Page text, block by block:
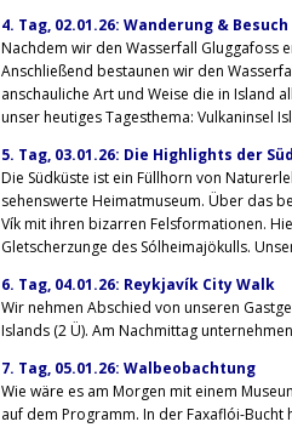
4. Tag, 02.01.26: Wanderung &
Nachdem wir den Wasserfall Gluggafoss
Anschließend bestaunen wir den
anschauliche Art und Weise die in Island
unser heutiges Tagesthema: Vulkaninsel
5. Tag, 03.01.26: Die Highlights der
Die Südküste ist ein Füllhorn von
sehenswerte Heimatmuseum. Über das
Vík mit ihren bizarren Felsformationen.
Gletscherzunge des Sólheimajökulls.
6. Tag, 04.01.26: Reykjavík City Walk
Wir nehmen Abschied von unseren
Islands (2 Ü). Am Nachmittag
7. Tag, 05.01.26: Walbeobachtung
Wie wäre es am Morgen mit einem
auf dem Programm. In der Faxaflói-Bucht